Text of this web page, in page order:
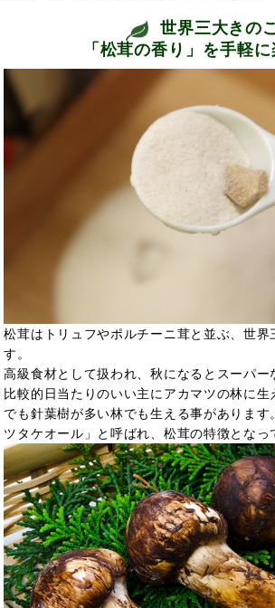
世界三大きの
「松茸の香り」を手軽
松茸はトリュフやポルチーニ茸と並ぶ、世界
す。
高級食材として扱われ、秋になるとスーパー
比較的日当たりのいい主にアカマツの林に生
でも針葉樹が多い林でも生える事があります
ツタケオール」と呼ばれ、松茸の特徴となっ